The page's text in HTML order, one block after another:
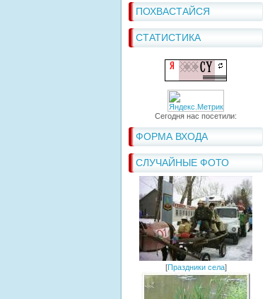
ПОХВАСТАЙСЯ
СТАТИСТИКА
Сегодня нас посетили:
ФОРМА ВХОДА
СЛУЧАЙНЫЕ ФОТО
[Праздники села]